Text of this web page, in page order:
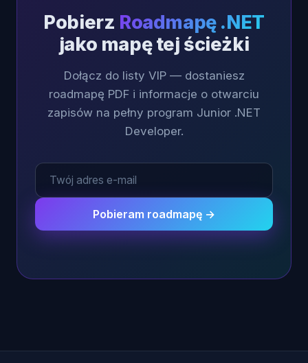
Pobierz Roadmapę .NET
jako mapę tej ścieżki
Dołącz do listy VIP — dostaniesz
roadmapę PDF i informacje o otwarciu
zapisów na pełny program Junior .NET
Developer.
Pobieram roadmapę →